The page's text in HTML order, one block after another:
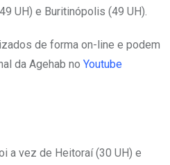
UH) e Buritinópolis (49 UH).
de forma on-line e podem
da Agehab no Youtube
a vez de Heitoraí (30 UH) e